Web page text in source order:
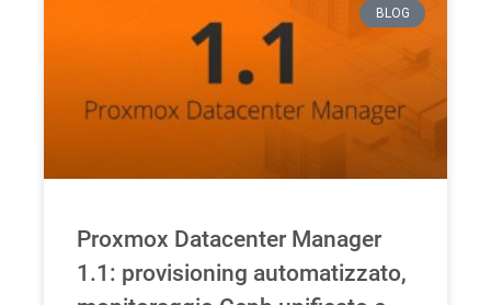
BLOG
Proxmox Datacenter Manager
1.1: provisioning automatizzato,